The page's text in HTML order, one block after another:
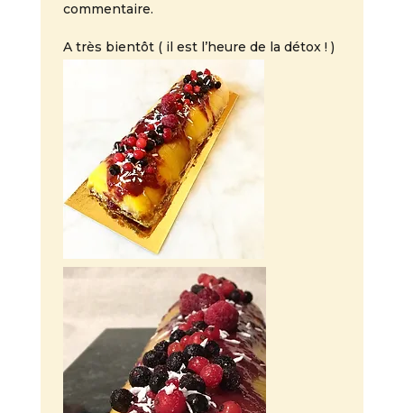
commentaire.
A très bientôt ( il est l’heure de la détox ! )